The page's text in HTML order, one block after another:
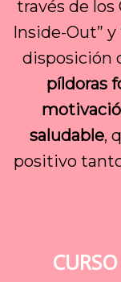
través de los
Inside-Out” y
disposición
píldoras
saludable,
positivo